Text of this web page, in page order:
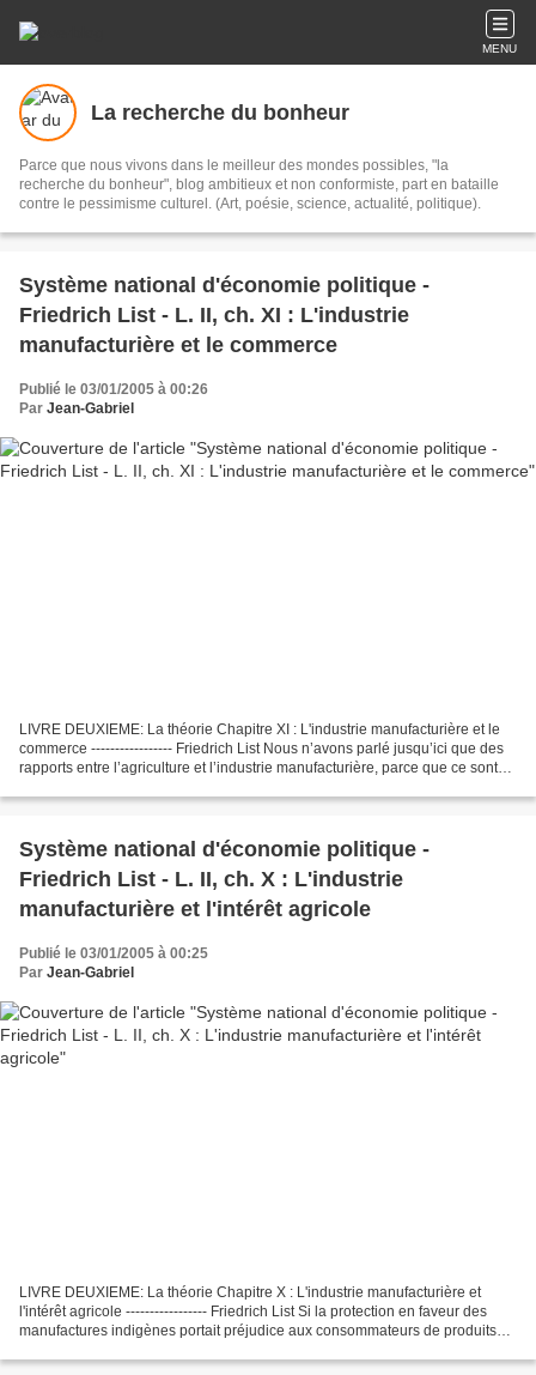
MENU
La recherche du bonheur
Parce que nous vivons dans le meilleur des mondes possibles, "la
recherche du bonheur", blog ambitieux et non conformiste, part en bataille
contre le pessimisme culturel. (Art, poésie, science, actualité, politique).
Système national d'économie politique -
Friedrich List - L. II, ch. XI : L'industrie
manufacturière et le commerce
Publié le 03/01/2005 à 00:26
Par Jean-Gabriel
LIVRE DEUXIEME: La théorie Chapitre XI : L'industrie manufacturière et le
commerce ----------------- Friedrich List Nous n’avons parlé jusqu’ici que des
rapports entre l’agriculture et l’industrie manufacturière, parce que ce sont
Système national d'économie politique -
Friedrich List - L. II, ch. X : L'industrie
manufacturière et l'intérêt agricole
Publié le 03/01/2005 à 00:25
Par Jean-Gabriel
LIVRE DEUXIEME: La théorie Chapitre X : L'industrie manufacturière et
l'intérêt agricole ----------------- Friedrich List Si la protection en faveur des
manufactures indigènes portait préjudice aux consommateurs de produits